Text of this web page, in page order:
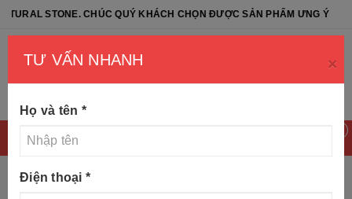
CHÚC QUÝ KHÁCH CHỌN ĐƯỢC SẢN PHẨM ƯNG Ý
TƯ VẤN NHANH ×
Họ và tên *
Điện thoại *